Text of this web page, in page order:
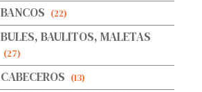
BANCOS (22)
BULES, BAULITOS, MALETAS
(27)
CABECEROS (13)